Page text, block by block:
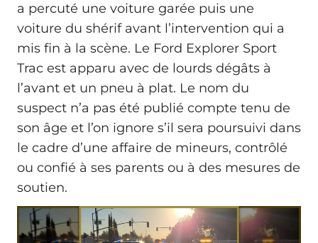
a percuté une voiture garée puis une
voiture du shérif avant l’intervention qui a
mis fin à la scène. Le Ford Explorer Sport
Trac est apparu avec de lourds dégâts à
l’avant et un pneu à plat. Le nom du
suspect n’a pas été publié compte tenu de
son âge et l’on ignore s’il sera poursuivi dans
le cadre d’une affaire de mineurs, contrôlé
ou confié à ses parents ou à des mesures de
soutien.